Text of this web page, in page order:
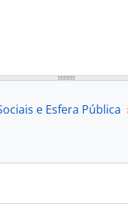
e Esfera Pública